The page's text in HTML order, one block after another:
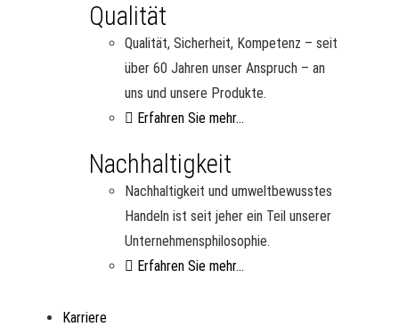
Qualität
Qualität, Sicherheit, Kompetenz – seit
über 60 Jahren unser Anspruch – an
uns und unsere Produkte.
Erfahren Sie mehr...
Nachhaltigkeit
Nachhaltigkeit und umweltbewusstes
Handeln ist seit jeher ein Teil unserer
Unternehmensphilosophie.
Erfahren Sie mehr...
Karriere